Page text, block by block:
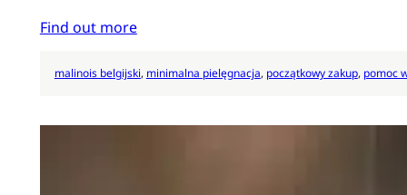
Find out more
malinois belgijski, minimalna pielęgnacja, początkowy zakup, pomoc